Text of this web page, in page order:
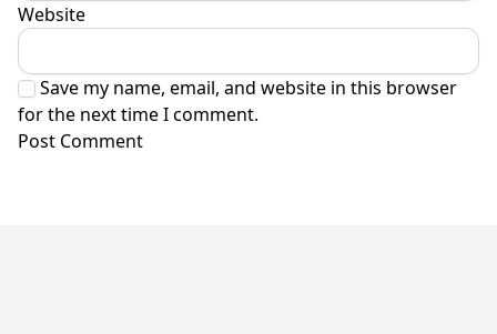
Website
Save my name, email, and website in this browser
for the next time I comment.